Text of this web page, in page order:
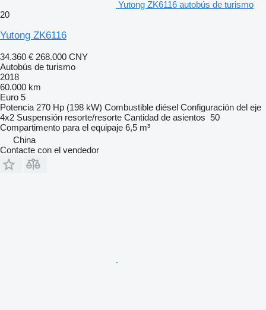
Yutong ZK6116 autobús de turismo
20
Yutong ZK6116
34.360 € 268.000 CNY
Autobús de turismo
2018
60.000 km
Euro 5
Potencia 270 Hp (198 kW) Combustible diésel Configuración del eje
4x2 Suspensión resorte/resorte Cantidad de asientos 50
Compartimento para el equipaje 6,5 m³
China
Contacte con el vendedor